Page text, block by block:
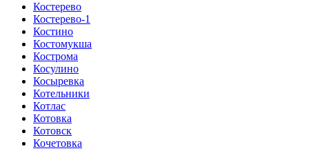
Костерево
Костерево-1
Костино
Костомукша
Кострома
Косулино
Косыревка
Котельники
Котлас
Котовка
Котовск
Кочетовка